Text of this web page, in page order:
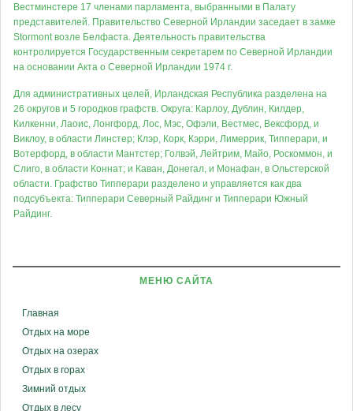
Вестминстере 17 членами парламента, выбранными в Палату
представителей. Правительство Северной Ирландии заседает в замке
Stormont возле Белфаста. Деятельность правительства
контролируется Государственным секретарем по Северной Ирландии
на основании Акта о Северной Ирландии 1974 г.
Для административных целей, Ирландская Республика разделена на
26 округов и 5 городков графств. Округа: Карлоу, Дублин, Килдер,
Килкенни, Лаоис, Лонгфорд, Лос, Мэс, Офэли, Вестмес, Вексфорд, и
Виклоу, в области Линстер; Клэр, Корк, Кэрри, Лимеррик, Типперари, и
Вотерфорд, в области Мантстер; Голвэй, Лейтрим, Майо, Роскоммон, и
Слиго, в области Коннат; и Каван, Донегал, и Монафан, в Ольстерской
области. Графство Типперари разделено и управляется как два
подсубъекта: Типперари Северный Райдинг и Типперари Южный
Райдинг.
МЕНЮ САЙТА
Главная
Отдых на море
Отдых на озерах
Отдых в горах
Зимний отдых
Отдых в лесу